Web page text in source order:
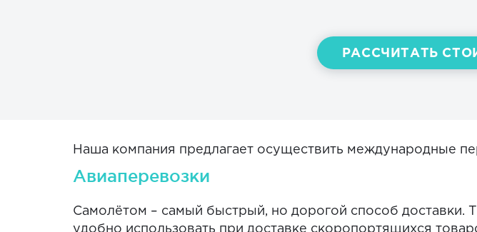
РАССЧИТАТЬ
Наша компания предлагает осуществить международные
Авиаперевозки
Самолётом – самый быстрый, но дорогой способ доставки.
удобно использовать при доставке скоропортящихся